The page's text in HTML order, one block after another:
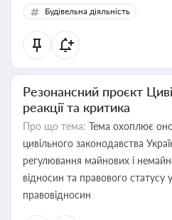
Будівельна діяльність
Резонансний проєкт
реакції та критика
Про що тема: Тема охоплює
цивільного законодавства
регулювання майнових і
відносин та правового статусу
правовідносин